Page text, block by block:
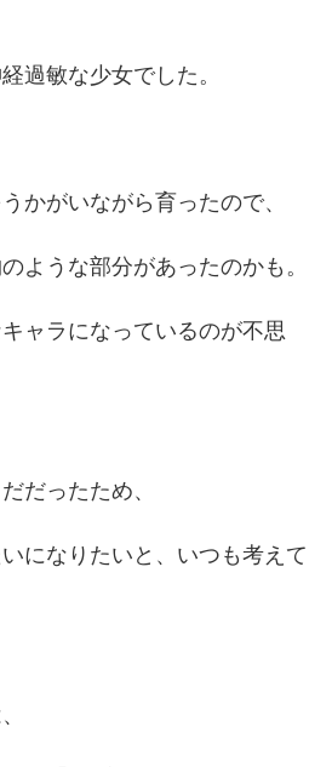
過敏な少女でした。
かがいながら育ったので、
ような部分があったのかも。
キャラになっているのが不思
だったため、
になりたいと、いつも考えて